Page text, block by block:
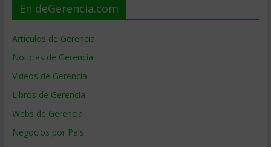
En deGerencia.com
Artículos de Gerencia
Noticias de Gerencia
Videos de Gerencia
Libros de Gerencia
Webs de Gerencia
Negocios por País